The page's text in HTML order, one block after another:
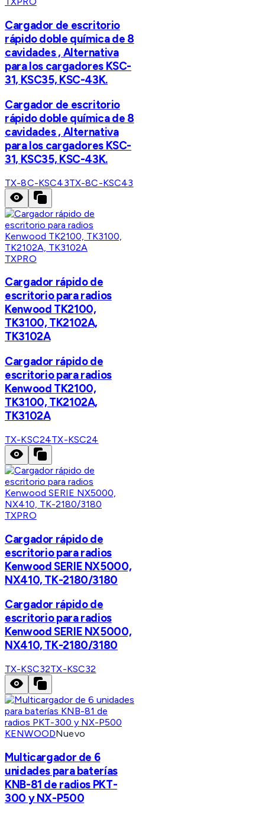
Cargador de escritorio
rápido doble química de 8
cavidades , Alternativa
para los cargadores KSC-
31, KSC35, KSC-43K.
Cargador de escritorio
rápido doble química de 8
cavidades , Alternativa
para los cargadores KSC-
31, KSC35, KSC-43K.
TX-8C-KSC43TX-8C-KSC43
TXPRO
Cargador rápido de
escritorio para radios
Kenwood TK2100,
TK3100, TK2102A,
TK3102A
Cargador rápido de
escritorio para radios
Kenwood TK2100,
TK3100, TK2102A,
TK3102A
TX-KSC24TX-KSC24
TXPRO
Cargador rápido de
escritorio para radios
Kenwood SERIE NX5000,
NX410, TK-2180/3180
Cargador rápido de
escritorio para radios
Kenwood SERIE NX5000,
NX410, TK-2180/3180
TX-KSC32TX-KSC32
KENWOODNuevo
Multicargador de 6
unidades para baterías
KNB-81 de radios PKT-
300 y NX-P500